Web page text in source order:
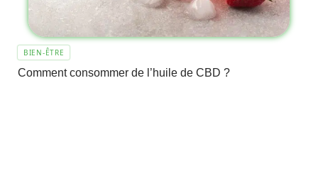
BIEN-ÊTRE
Comment consommer de l’huile de CBD ?